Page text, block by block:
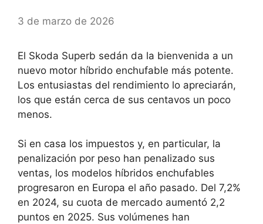
3 de marzo de 2026
El Skoda Superb sedán da la bienvenida a un
nuevo motor híbrido enchufable más potente.
Los entusiastas del rendimiento lo apreciarán,
los que están cerca de sus centavos un poco
menos.
Si en casa los impuestos y, en particular, la
penalización por peso han penalizado sus
ventas, los modelos híbridos enchufables
progresaron en Europa el año pasado. Del 7,2%
en 2024, su cuota de mercado aumentó 2,2
puntos en 2025. Sus volúmenes han